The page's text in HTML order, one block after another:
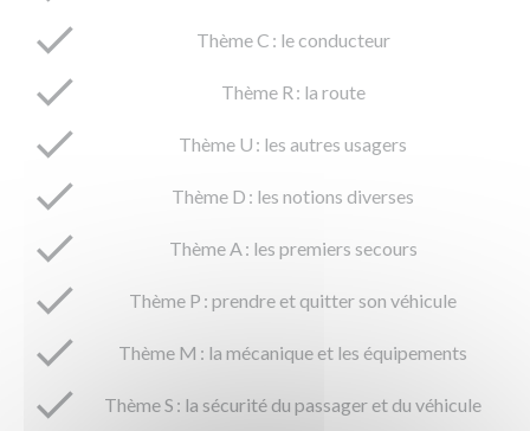
Thème C : le conducteur
Thème R : la route
Thème U : les autres usagers
Thème D : les notions diverses
Thème A : les premiers secours
Thème P : prendre et quitter son véhicule
Thème M : la mécanique et les équipements
Thème S : la sécurité du passager et du véhicule